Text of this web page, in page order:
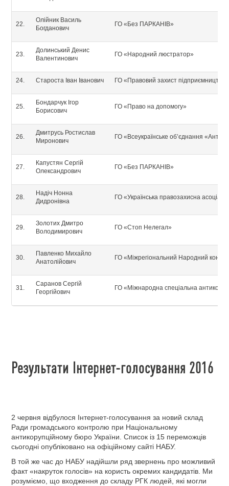
Олійник Василь
Богданович
ГО «Без ПАРКАНІВ»
Долинський Денис
Валентинович
ГО «Народний люстратор»
Староста Іван Іванович ГО «Правовий захист підприємництва»
Бондарчук Ігор
Борисович
ГО «Право на допомогу»
Дмитрусь Ростислав
Миронович
ГО «Всеукраїнське об’єднання
Капустян Сергій
Олександрович
ГО «Без ПАРКАНІВ»
Надіч Нонна
Дидронівна
ГО «Українська правозахисна
Золотих Дмитро
Володимирович
ГО «Стоп Нелегал»
Павленко Михайло
Анатолійович
ГО «Міжрегіональний Народний
Саранов Сергій
Георгійович
ГО «Міжнародна спеціальна
Результати Інтернет-голосування 2016
2 червня відбулося Інтернет-голосування за новий склад
Ради громадського контролю при Національному
антикорупційному бюро України. Список із 15 переможців
сьогодні опубліковано на офіційному сайті НАБУ.
В той же час до НАБУ надійшли ряд звернень про можливий
факт «накруток голосів» на користь окремих кандидатів. Ми
розуміємо, що входження до складу РГК людей, які могли